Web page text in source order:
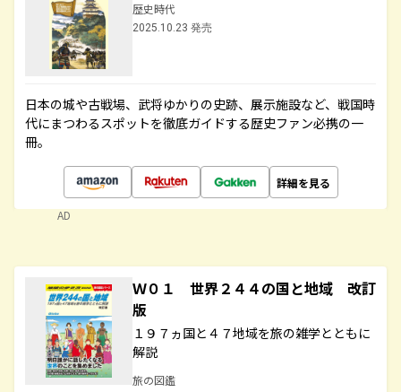
歴史時代
2025.10.23 発売
日本の城や古戦場、武将ゆかりの史跡、展示施設など、戦国時
代にまつわるスポットを徹底ガイドする歴史ファン必携の一
冊。
詳細を見る
AD
Ｗ０１ 世界２４４の国と地域 改訂
版
１９７ヵ国と４７地域を旅の雑学とともに
解説
旅の図鑑